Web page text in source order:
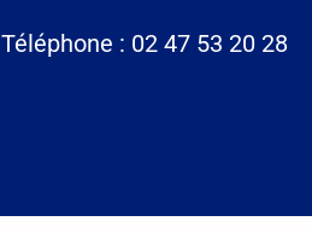
Téléphone : 02 47 53 20 28